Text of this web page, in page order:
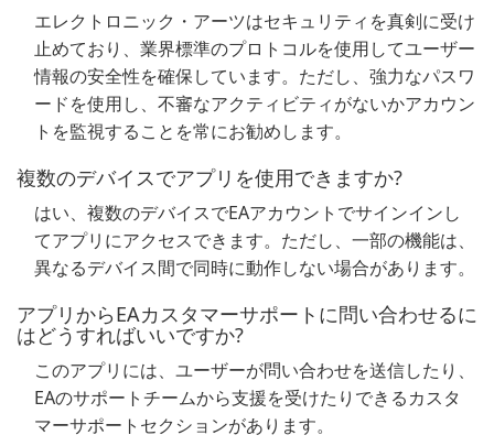
エレクトロニック・アーツはセキュリティを真剣に受け
止めており、業界標準のプロトコルを使用してユーザー
情報の安全性を確保しています。ただし、強力なパスワ
ードを使用し、不審なアクティビティがないかアカウン
トを監視することを常にお勧めします。
複数のデバイスでアプリを使用できますか?
はい、複数のデバイスでEAアカウントでサインインし
てアプリにアクセスできます。ただし、一部の機能は、
異なるデバイス間で同時に動作しない場合があります。
アプリからEAカスタマーサポートに問い合わせるに
はどうすればいいですか?
このアプリには、ユーザーが問い合わせを送信したり、
EAのサポートチームから支援を受けたりできるカスタ
マーサポートセクションがあります。